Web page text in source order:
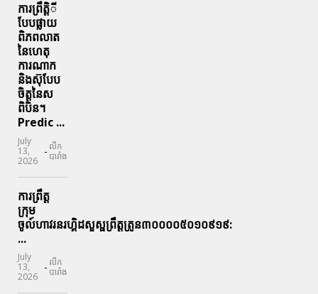
ការព្រឹតិ្តី
បែបផ្លាយ
ពិភពលាត
នៃហេតុ
ការណាក
និងស៊ុបែប
ចិត្តនៃស
ពិបិន។
Predic ...
July
13,
2026
- លីក
បារាំង
ការព្រឹត្ត
ក្រុម
ចូល៍ហាវរនរហ្គិដសួស្ផព្រឹត្តត្រូន៣០០០០៥០១០៩១៩:
...
July
13,
2026
- លីក
បារាំង